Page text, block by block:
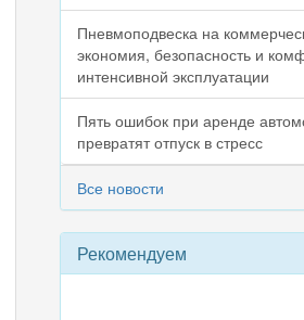
Пневмоподвеска на
экономия, безопасность и
интенсивной эксплуатации
Пять ошибок при аренде
превратят отпуск в стресс
Все новости
Рекомендуем